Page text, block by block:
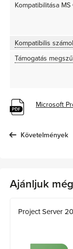
Kompatibilitása
Kompatibilis
Támogatás
Microsoft
Követelmények
Ajánljuk még
Project Server